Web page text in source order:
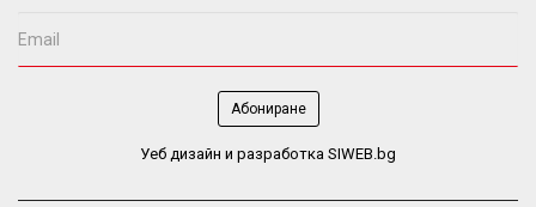
Уеб дизайн и разработка SIWEB.bg